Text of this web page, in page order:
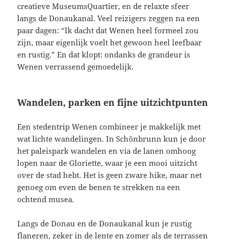
creatieve MuseumsQuartier, en de relaxte sfeer
langs de Donaukanal. Veel reizigers zeggen na een
paar dagen: “Ik dacht dat Wenen heel formeel zou
zijn, maar eigenlijk voelt het gewoon heel leefbaar
en rustig.” En dat klopt: ondanks de grandeur is
Wenen verrassend gemoedelijk.
Wandelen, parken en fijne uitzichtpunten
Een stedentrip Wenen combineer je makkelijk met
wat lichte wandelingen. In Schönbrunn kun je door
het paleispark wandelen en via de lanen omhoog
lopen naar de Gloriette, waar je een mooi uitzicht
over de stad hebt. Het is geen zware hike, maar net
genoeg om even de benen te strekken na een
ochtend musea.
Langs de Donau en de Donaukanal kun je rustig
flaneren, zeker in de lente en zomer als de terrassen